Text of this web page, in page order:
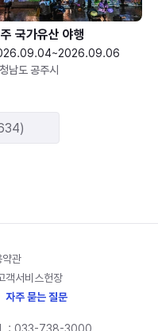
국가유산 야행
남도 공주시
관
객서비스헌장
자주 묻는 질문